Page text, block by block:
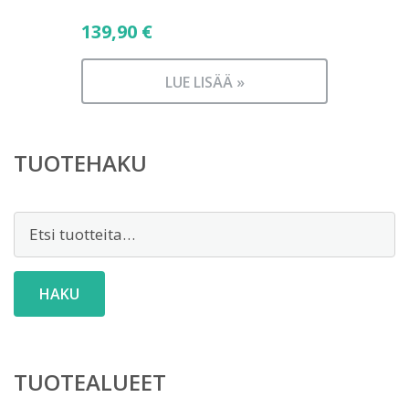
139,90 €
LUE LISÄÄ »
TUOTEHAKU
Etsi:
HAKU
TUOTEALUEET